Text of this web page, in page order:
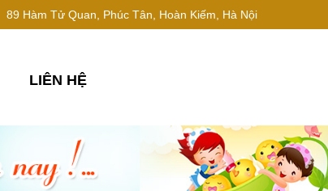
89 Hàm Tử Quan, Phúc Tân, Hoàn Kiếm, Hà Nội
LIÊN HỆ